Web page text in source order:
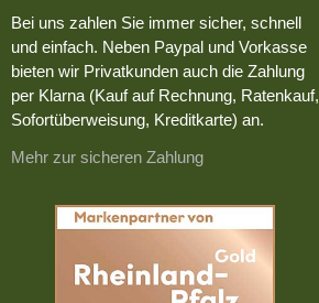
Bei uns zahlen Sie immer sicher, schnell
und einfach. Neben Paypal und Vorkasse
bieten wir Privatkunden auch die Zahlung
per Klarna (Kauf auf Rechnung, Ratenkauf,
Sofortüberweisung, Kreditkarte) an.
Mehr zur sicheren Zahlung